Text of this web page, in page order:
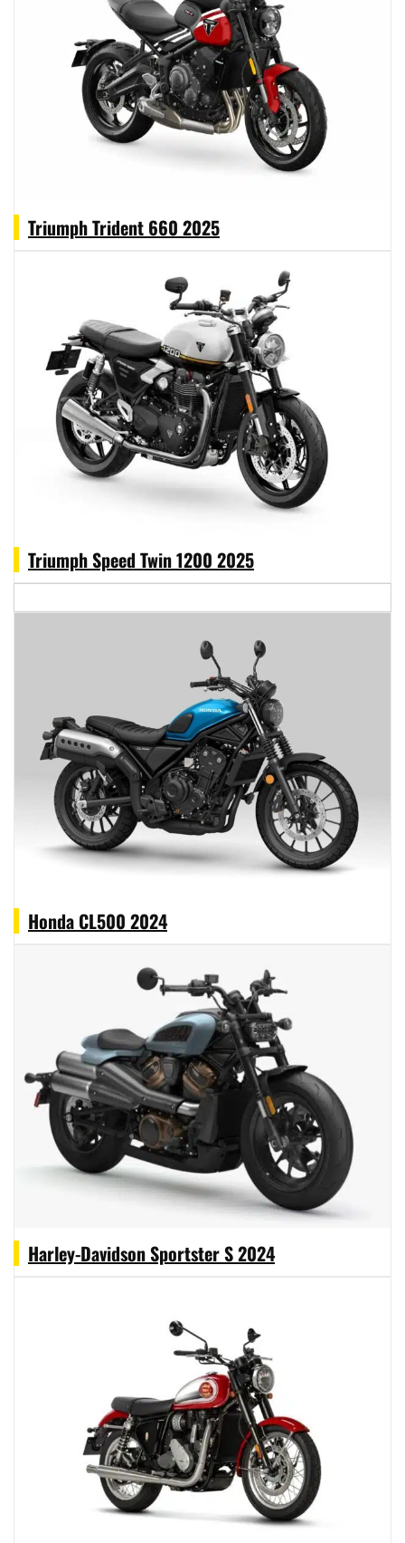
Triumph Trident 660 2025
Triumph Speed Twin 1200 2025
Honda CL500 2024
Harley-Davidson Sportster S 2024